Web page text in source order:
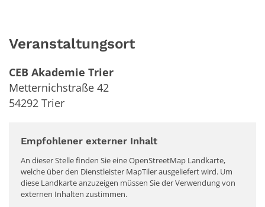
Veranstaltungsort
CEB Akademie Trier
Metternichstraße 42
54292 Trier
Empfohlener externer Inhalt
An dieser Stelle finden Sie eine OpenStreetMap Landkarte,
welche über den Dienstleister MapTiler ausgeliefert wird. Um
diese Landkarte anzuzeigen müssen Sie der Verwendung von
externen Inhalten zustimmen.